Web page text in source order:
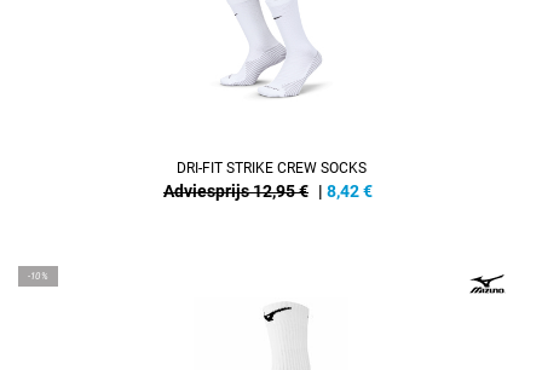
DRI-FIT STRIKE CREW SOCKS
Adviesprijs 12,95 € | 8,42€
-10%